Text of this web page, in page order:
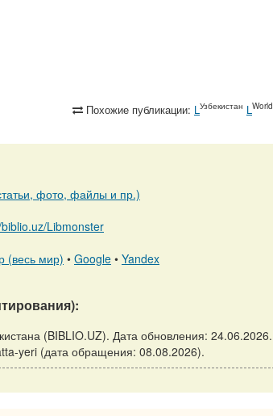
Похожие публикации: LУзбекистан LWorld
фото, файлы и пр.)
Libmonster
(весь мир) • Google • Yandex
(BIBLIO.UZ). Дата обновления: 24.06.2026.
yeri (дата обращения: 08.08.2026).